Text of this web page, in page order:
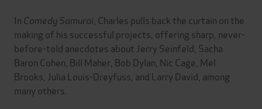
In Comedy Samurai , Charles pulls back the curtain on the
making of his successful projects, offering sharp, never-
before-told anecdotes about Jerry Seinfeld, Sacha
Baron Cohen, Bill Maher, Bob Dylan, Nic Cage, Mel
Brooks, Julia Louis-Dreyfuss, and Larry David, among
many others.